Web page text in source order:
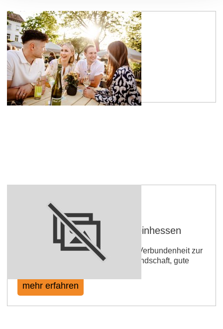
Weinfestkalender
mehr erfahren
Weinveranstaltungen in Rheinhessen
Veranstaltungen mit tiefgreifender Verbundenheit zur
Weinbauregion, herzliche Gastfreundschaft, gute
mehr erfahren